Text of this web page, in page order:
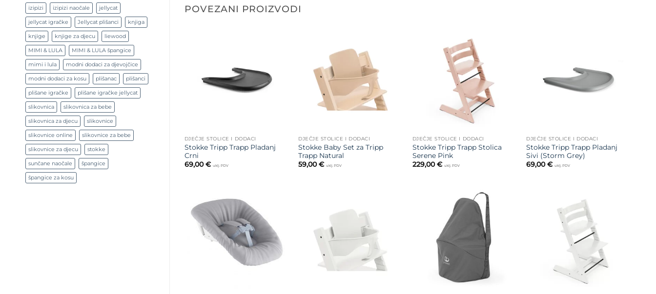
izipizi izipizi naočale jellycat
jellycat igračke Jellycat plišanci knjiga
knjige knjige za djecu liewood
MIMI & LULA MIMI & LULA špangice
mimi i lula modni dodaci za djevojčice
modni dodaci za kosu plišanac plišanci
plišane igračke plišane igračke jellycat
slikovnica slikovnica za bebe
slikovnica za djecu slikovnice
slikovnice online slikovnice za bebe
slikovnice za djecu stokke
sunčane naočale špangice
špangice za kosu
POVEZANI PROIZVODI
DJEČJE STOLICE I DODACI
Stokke Tripp Trapp Pladanj
Crni
69,00€ uklj. PDV
DJEČJE STOLICE I DODACI
Stokke Baby Set za Tripp
Trapp Natural
59,00€ uklj. PDV
DJEČJE STOLICE I DODACI
Stokke Tripp Trapp Stolica
Serene Pink
229,00€ uklj. PDV
DJEČJE STOLICE I DODACI
Stokke Tripp Trapp Pladanj
Sivi (Storm Grey)
69,00€ uklj. PDV
Dodajte
na listu
želja
Dodajte
na listu